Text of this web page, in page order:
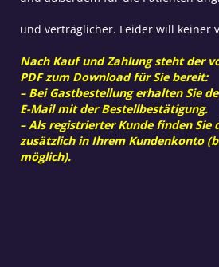
und verträglicher. Leider will keiner
Nach Kauf und Zahlung steht der
PDF zum Download für Sie bereit:
– Bei Gastbestellung erhalten Sie
E-Mail mit der Bestellbestätigung.
– Als registrierter Kunde finden Sie
zusätzlich in Ihrem Kundenkonto
möglich).